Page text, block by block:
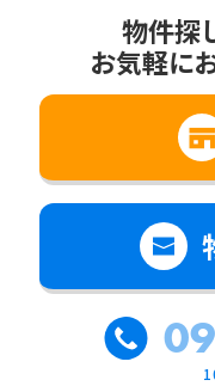
物件探
お気軽に